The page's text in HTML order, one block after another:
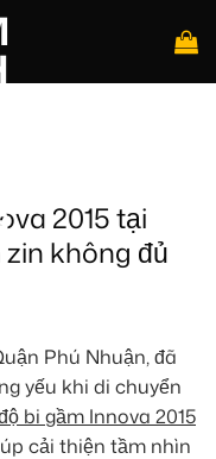
2015 tại
không đủ
Phú Nhuận, đã
yếu khi di chuyển
bi gầm Innova 2015
cải thiện tầm nhìn